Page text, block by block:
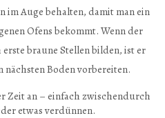
im Auge behalten, damit man ein
Ofens bekommt. Wenn der
braune Stellen bilden, ist er
Boden vorbereiten.
Zeit an – einfach zwischendurch
etwas verdünnen.